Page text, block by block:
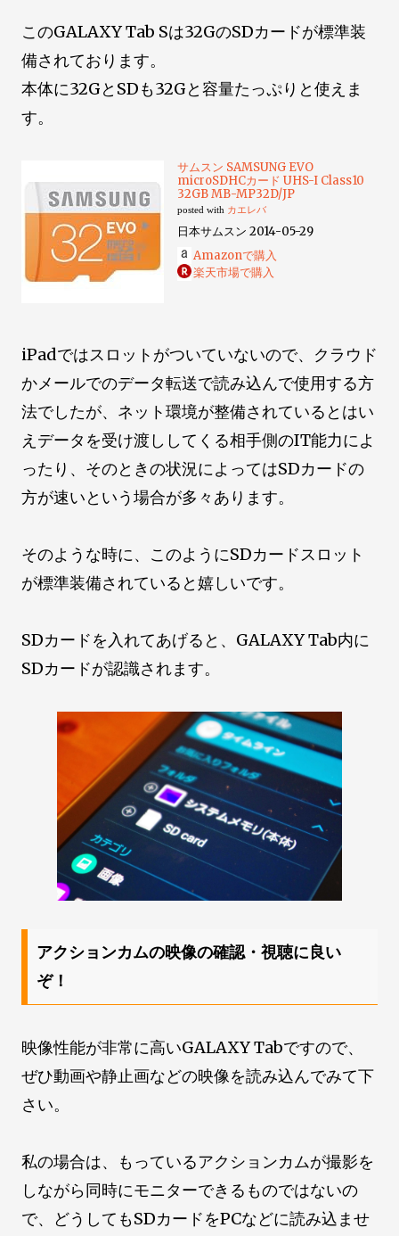
このGALAXY Tab Sは32GのSDカードが標準装
備されております。
本体に32GとSDも32Gと容量たっぷりと使えま
す。
サムスン SAMSUNG EVO
microSDHCカード UHS-I Class10
32GB MB-MP32D/JP
posted with カエレバ
日本サムスン 2014-05-29
Amazonで購入
楽天市場で購入
iPadではスロットがついていないので、クラウド
かメールでのデータ転送で読み込んで使用する方
法でしたが、ネット環境が整備されているとはい
えデータを受け渡ししてくる相手側のIT能力によ
ったり、そのときの状況によってはSDカードの
方が速いという場合が多々あります。
そのような時に、このようにSDカードスロット
が標準装備されていると嬉しいです。
SDカードを入れてあげると、GALAXY Tab内に
SDカードが認識されます。
アクションカムの映像の確認・視聴に良い
ぞ！
映像性能が非常に高いGALAXY Tabですので、
ぜひ動画や静止画などの映像を読み込んでみて下
さい。
私の場合は、もっているアクションカムが撮影を
しながら同時にモニターできるものではないの
で、どうしてもSDカードをPCなどに読み込ませ